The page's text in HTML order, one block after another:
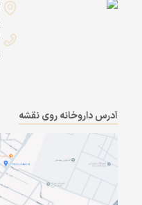
آدرس داروخانه روی نقشه